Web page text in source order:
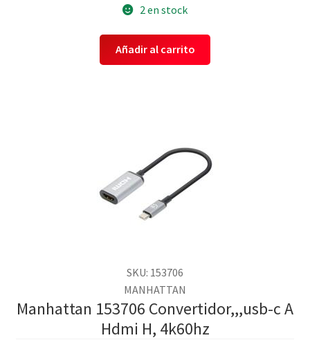
2 en stock
Añadir al carrito
SKU: 153706
MANHATTAN
Manhattan 153706 Convertidor,,,usb-c A
Hdmi H, 4k60hz